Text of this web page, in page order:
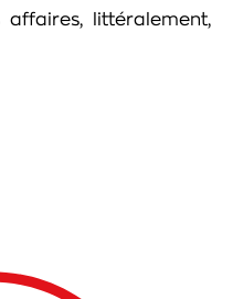
littéralement,